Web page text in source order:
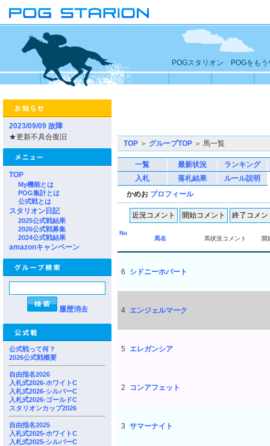
POGスタリオン POGをもう
2023/09/09 故障
★更新不具合復旧
TOP
My機能とは
POG集計とは
公式戦とは
スタリオン日記
2025公式戦結果
2026公式戦募集
2024公式戦結果
amazonキャンペーン
履歴消去
公式戦って何？
2026公式戦概要
自由指名2026
入札式2026-ホワイトC
入札式2026-シルバーC
入札式2026-ゴールドC
スタリオンカップ2026
自由指名2025
入札式2025-ホワイトC
入札式2025-シルバーC
TOP ＞ グループTOP ＞ 馬一覧
一覧 最新状況
ランキング
入札
落札結果
ルール説明
かめお プロフィール
No
馬名
馬状況コメント 開
6 シドニーホバート
4 エンジェルマーク
5 エレガンシア
2 コンアフェット
3 サマーナイト